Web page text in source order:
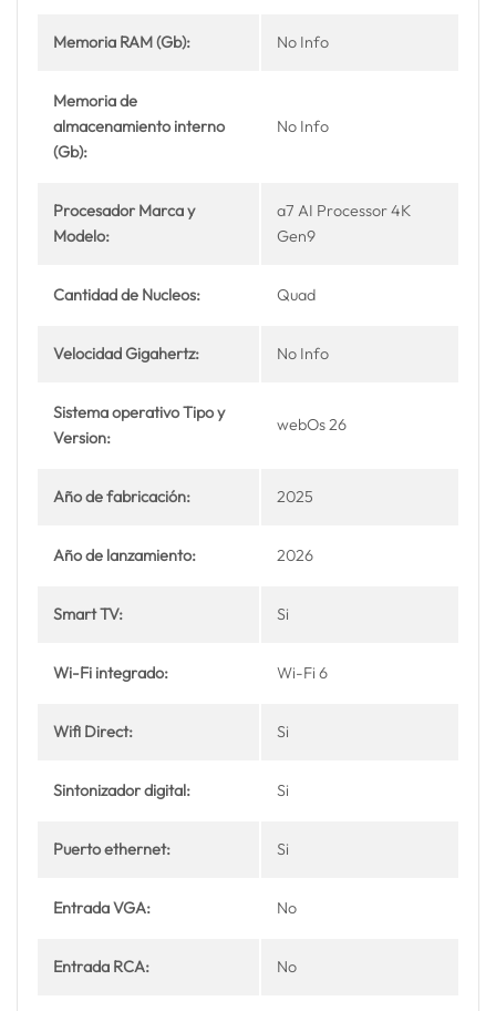
Memoria RAM (Gb): No Info
Memoria de
almacenamiento interno
(Gb):
No Info
Procesador Marca y
Modelo:
a7 AI Processor 4K
Gen9
Cantidad de Nucleos: Quad
Velocidad Gigahertz: No Info
Sistema operativo Tipo y
Version:
webOs 26
Año de fabricación: 2025
Año de lanzamiento: 2026
Smart TV: Si
Wi-Fi integrado: Wi-Fi 6
Wifi Direct: Si
Sintonizador digital: Si
Puerto ethernet: Si
Entrada VGA: No
Entrada RCA: No